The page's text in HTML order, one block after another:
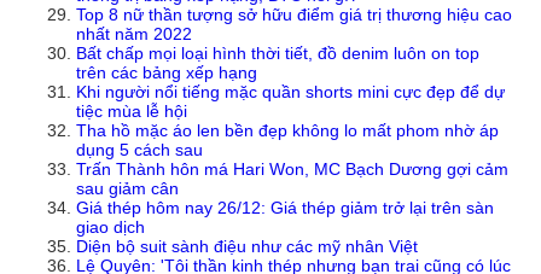
Top 8 nữ thần tượng sở hữu điểm giá trị thương hiệu cao
nhất năm 2022
Bất chấp mọi loại hình thời tiết, đồ denim luôn on top
trên các bảng xếp hạng
Khi người nổi tiếng mặc quần shorts mini cực đẹp để dự
tiệc mùa lễ hội
Tha hồ mặc áo len bền đẹp không lo mất phom nhờ áp
dụng 5 cách sau
Trấn Thành hôn má Hari Won, MC Bạch Dương gợi cảm
sau giảm cân
Giá thép hôm nay 26/12: Giá thép giảm trở lại trên sàn
giao dịch
Diện bộ suit sành điệu như các mỹ nhân Việt
Lệ Quyên: 'Tôi thần kinh thép nhưng bạn trai cũng có lúc